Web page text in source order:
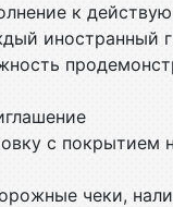
к
иностранный
с покрытием
чеки,